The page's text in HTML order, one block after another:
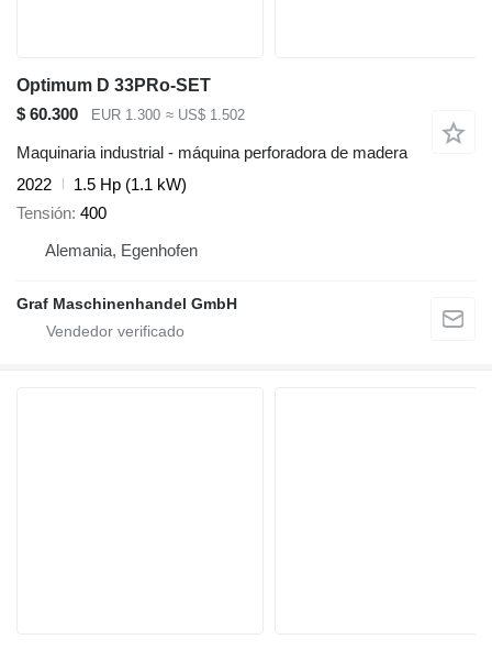
Optimum D 33PRo-SET
$ 60.300
EUR 1.300 ≈ US$ 1.502
Maquinaria industrial - máquina perforadora de madera
2022
1.5 Hp (1.1 kW)
Tensión 400
Alemania, Egenhofen
Graf Maschinenhandel GmbH